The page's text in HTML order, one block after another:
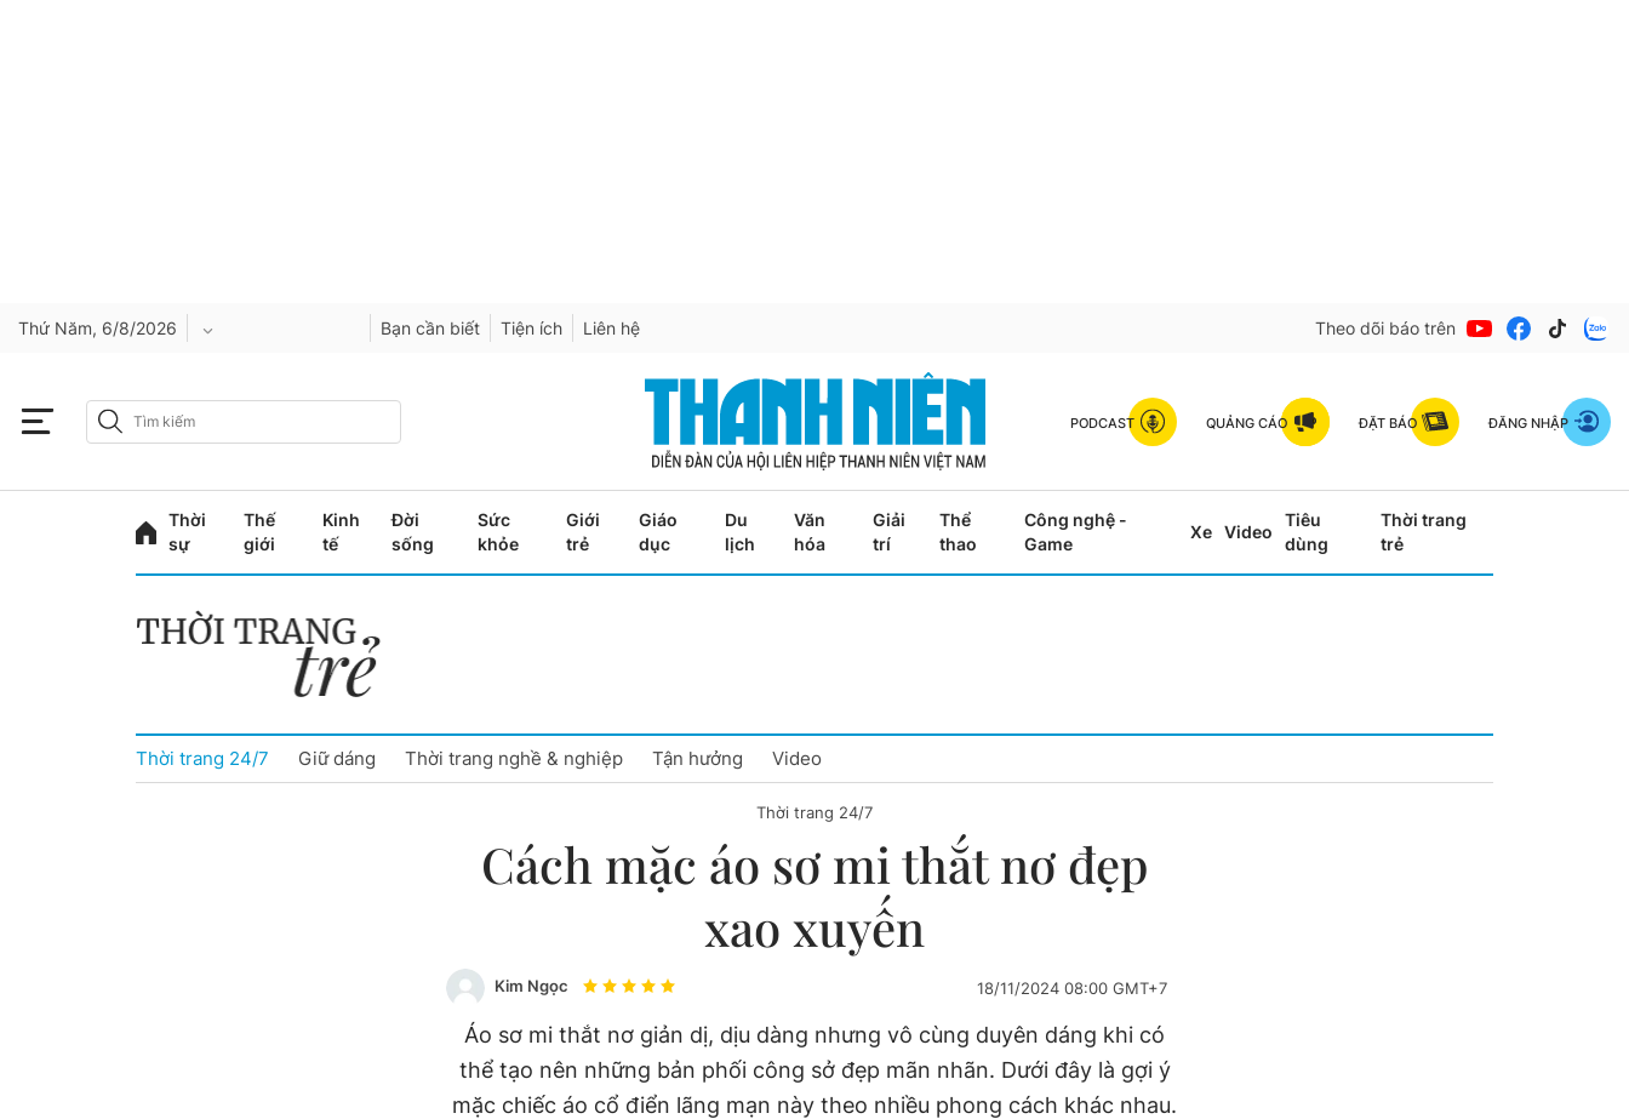
Thứ Năm, 6/8/2026
Cao Bằng
Cần Thơ
Đà Nẵng
Bạn cần biết Tiện ích Liên hệ Theo dõi báo trên
PODCAST QUẢNG CÁO ĐẶT BÁO ĐĂNG NHẬP
Thời
sự
Thế
giới
Kinh
tế
Đời
sống
Sức
khỏe
Giới
trẻ
Giáo
dục
Du
lịch
Văn
hóa
Giải
trí
Thể
thao
Công nghệ -
Game
Xe Video
Tiêu
dùng
Thời trang
trẻ
Thời trang 24/7 Giữ dáng Thời trang nghề & nghiệp Tận hưởng Video
Thời trang 24/7
Cách mặc áo sơ mi thắt nơ đẹp
xao xuyến
Kim Ngọc 18/11/2024 08:00 GMT+7
Áo sơ mi thắt nơ giản dị, dịu dàng nhưng vô cùng duyên dáng khi có
thể tạo nên những bản phối công sở đẹp mãn nhãn. Dưới đây là gợi ý
mặc chiếc áo cổ điển lãng mạn này theo nhiều phong cách khác nhau.